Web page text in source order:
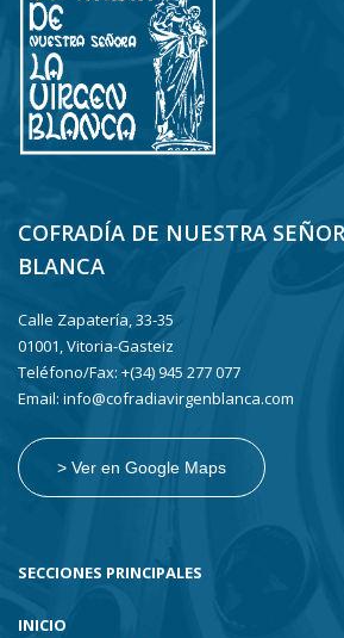
COFRADÍA DE NUESTRA
BLANCA
Calle Zapatería, 33-35
01001, Vitoria-Gasteiz
Teléfono/Fax: +(34) 945 277 077
Email: info@cofradiavirgenblanca.com
> Ver en Google Maps
SECCIONES PRINCIPALES
INICIO